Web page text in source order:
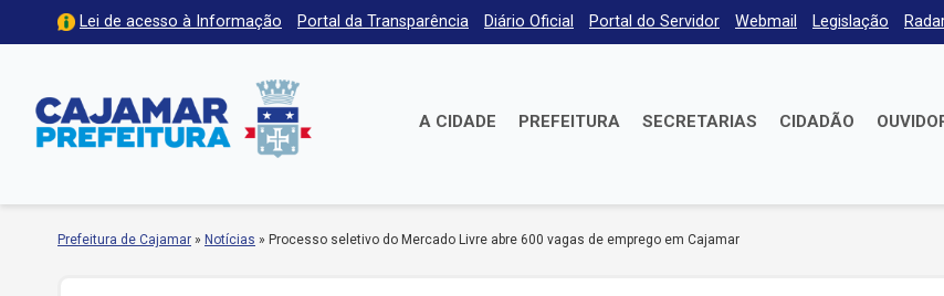
Lei de acesso à Informação Portal da Transparência Diário Oficial Portal do Servidor Webmail Legislação
A CIDADE PREFEITURA SECRETARIAS CIDADÃO
Prefeitura de Cajamar » Notícias » Processo seletivo do Mercado Livre abre 600 vagas de emprego em Cajamar